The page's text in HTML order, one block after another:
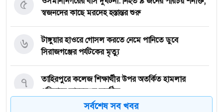
স্বজনদের কাছে মরদেহ হস্তান্তর শুরু
৫
টাঙ্গুয়ার হাওরে গোসল করতে নেমে পানিতে ডুবে
সিরাজগঞ্জের পর্যটকের মৃত্যু
৬
তাহিরপুরে কলেজ শিক্ষার্থীর উপর অতর্কিত হামলার
প্রতিবাদে মানববন্ধন অনুষ্ঠিত
৭
সর্বশেষ সব খবর